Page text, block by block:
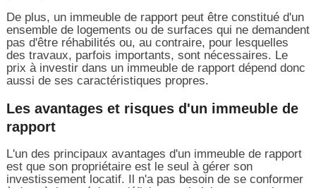
De plus, un immeuble de rapport peut être constitué d'un
ensemble de logements ou de surfaces qui ne demandent
pas d'être réhabilités ou, au contraire, pour lesquelles
des travaux, parfois importants, sont nécessaires. Le
prix à investir dans un immeuble de rapport dépend donc
aussi de ses caractéristiques propres.
Les avantages et risques d'un immeuble de
rapport
L'un des principaux avantages d'un immeuble de rapport
est que son propriétaire est le seul à gérer son
investissement locatif. Il n'a pas besoin de se conformer